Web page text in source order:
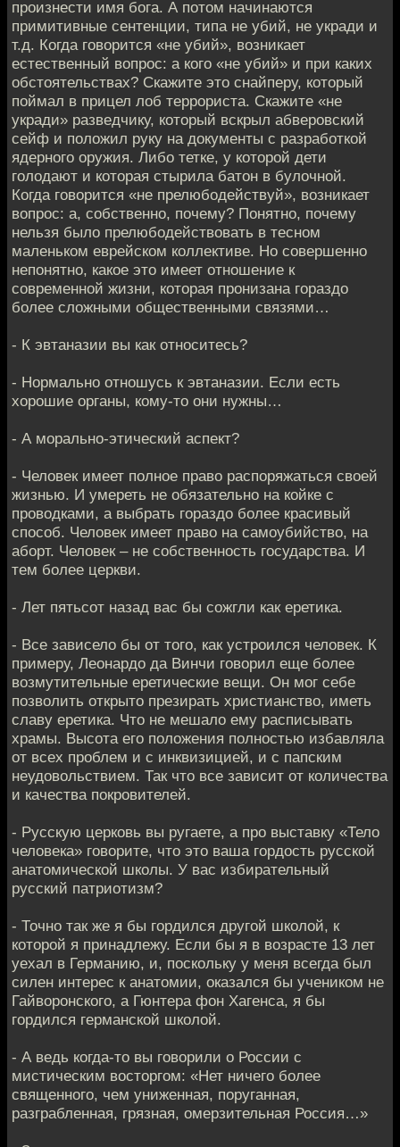
произнести имя бога. А потом начинаются
примитивные сентенции, типа не убий, не укради и
т.д. Когда говорится «не убий», возникает
естественный вопрос: а кого «не убий» и при каких
обстоятельствах? Скажите это снайперу, который
поймал в прицел лоб террориста. Скажите «не
укради» разведчику, который вскрыл абверовский
сейф и положил руку на документы с разработкой
ядерного оружия. Либо тетке, у которой дети
голодают и которая стырила батон в булочной.
Когда говорится «не прелюбодействуй», возникает
вопрос: а, собственно, почему? Понятно, почему
нельзя было прелюбодействовать в тесном
маленьком еврейском коллективе. Но совершенно
непонятно, какое это имеет отношение к
современной жизни, которая пронизана гораздо
более сложными общественными связями…
- К эвтаназии вы как относитесь?
- Нормально отношусь к эвтаназии. Если есть
хорошие органы, кому-то они нужны…
- А морально-этический аспект?
- Человек имеет полное право распоряжаться своей
жизнью. И умереть не обязательно на койке с
проводками, а выбрать гораздо более красивый
способ. Человек имеет право на самоубийство, на
аборт. Человек – не собственность государства. И
тем более церкви.
- Лет пятьсот назад вас бы сожгли как еретика.
- Все зависело бы от того, как устроился человек. К
примеру, Леонардо да Винчи говорил еще более
возмутительные еретические вещи. Он мог себе
позволить открыто презирать христианство, иметь
славу еретика. Что не мешало ему расписывать
храмы. Высота его положения полностью избавляла
от всех проблем и с инквизицией, и с папским
неудовольствием. Так что все зависит от количества
и качества покровителей.
- Русскую церковь вы ругаете, а про выставку «Тело
человека» говорите, что это ваша гордость русской
анатомической школы. У вас избирательный
русский патриотизм?
- Точно так же я бы гордился другой школой, к
которой я принадлежу. Если бы я в возрасте 13 лет
уехал в Германию, и, поскольку у меня всегда был
силен интерес к анатомии, оказался бы учеником не
Гайворонского, а Гюнтера фон Хагенса, я бы
гордился германской школой.
- А ведь когда-то вы говорили о России с
мистическим восторгом: «Нет ничего более
священного, чем униженная, поруганная,
разграбленная, грязная, омерзительная Россия…»